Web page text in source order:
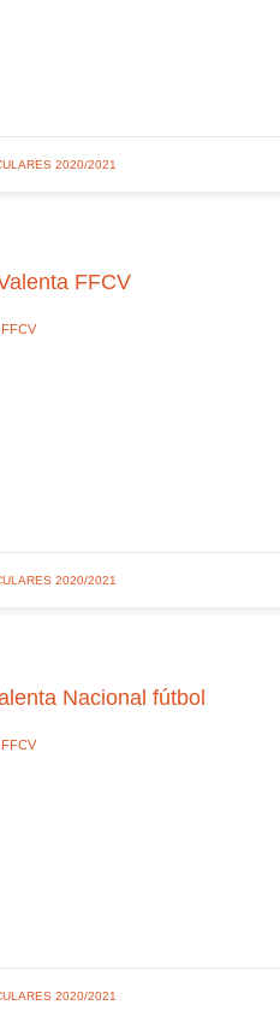
2020/2021
FFCV
FFCV
2020/2021
Nacional fútbol
FFCV
2020/2021